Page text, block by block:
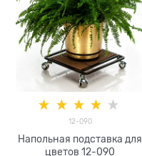
12-090
Напольная подставка для
цветов 12-090